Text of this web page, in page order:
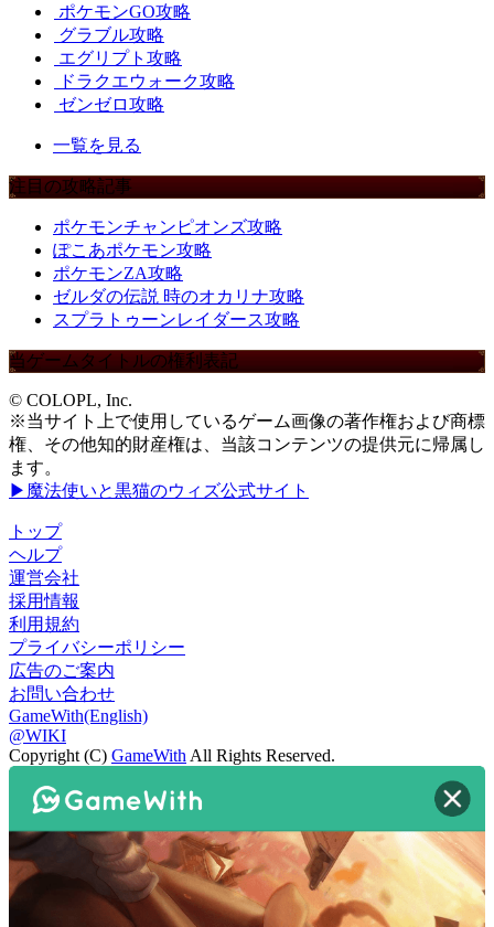
ポケモンGO攻略
グラブル攻略
エグリプト攻略
ドラクエウォーク攻略
ゼンゼロ攻略
一覧を見る
注目の攻略記事
ポケモンチャンピオンズ攻略
ぽこあポケモン攻略
ポケモンZA攻略
ゼルダの伝説 時のオカリナ攻略
スプラトゥーンレイダース攻略
当ゲームタイトルの権利表記
© COLOPL, Inc.
※当サイト上で使用しているゲーム画像の著作権および商標
権、その他知的財産権は、当該コンテンツの提供元に帰属し
ます。
▶魔法使いと黒猫のウィズ公式サイト
トップ
ヘルプ
運営会社
採用情報
利用規約
プライバシーポリシー
広告のご案内
お問い合わせ
GameWith(English)
@WIKI
Copyright (C) GameWith All Rights Reserved.